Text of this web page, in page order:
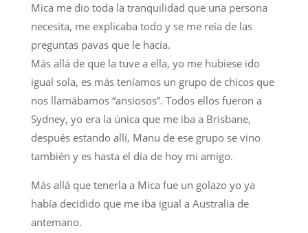
Mica me dio toda la tranquilidad que una persona
necesita, me explicaba todo y se me reía de las
preguntas pavas que le hacía.
Más allá de que la tuve a ella, yo me hubiese ido
igual sola, es más teníamos un grupo de chicos que
nos llamábamos “ansiosos”. Todos ellos fueron a
Sydney, yo era la única que me iba a Brisbane,
después estando allí, Manu de ese grupo se vino
también y es hasta el día de hoy mi amigo.
Más allá que tenerla a Mica fue un golazo yo ya
había decidido que me iba igual a Australia de
antemano.